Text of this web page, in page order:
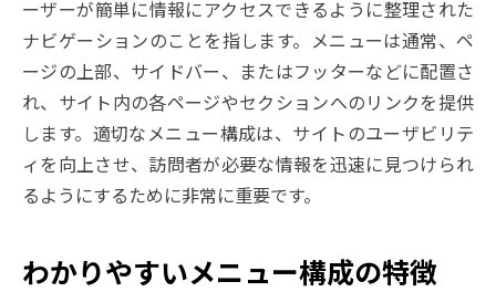
ーザーが簡単に情報にアクセスできるように整理された
ナビゲーションのことを指します。メニューは通常、ペ
ージの上部、サイドバー、またはフッターなどに配置さ
れ、サイト内の各ページやセクションへのリンクを提供
します。適切なメニュー構成は、サイトのユーザビリテ
ィを向上させ、訪問者が必要な情報を迅速に見つけられ
るようにするために非常に重要です。
わかりやすいメニュー構成の特徴